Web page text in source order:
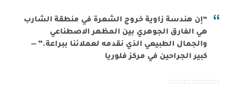
“إن هندسة زاوية خروج الشعرة في منطقة الشارب
هي الفارق الجوهري بين المظهر الاصطناعي
والجمال الطبيعي الذي نقدمه لعملائنا ببراعة.” —
كبير الجراحين في مركز فلوريا